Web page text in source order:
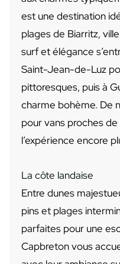
est une destination
plages de Biarritz,
surf et élégance
Saint-Jean-de-Luz
pittoresques, puis à
charme bohème. De
pour vans proches de
l’expérience encore
La côte landaise
Entre dunes
pins et plages
parfaites pour une
Capbreton vous